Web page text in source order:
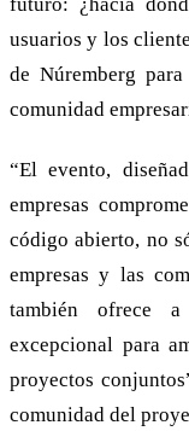
usuarios y los
de Núremberg
comunidad
“El evento,
empresas
código abierto, no
empresas y las
también ofrece
excepcional para
proyectos
comunidad del